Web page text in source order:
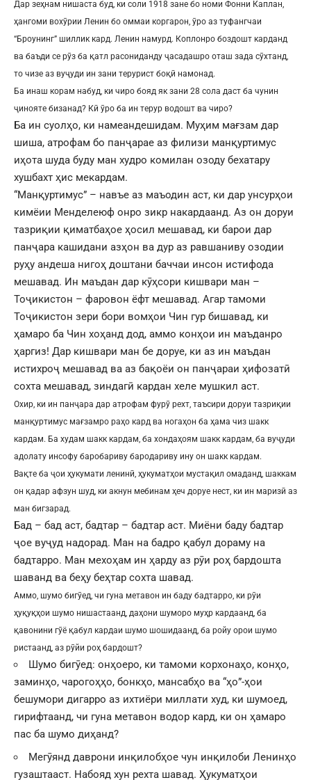
Дар зеҳнам нишаста буд, ки соли 1918 зане бо номи Фонни Каплан,
ҳангоми вохӯрии Ленин бо оммаи коргарон, ӯро аз туфангчаи
“Броунинг” шиллик кард. Ленин намурд. Коплонро боздошт карданд
ва баъди се рӯз ба қатл расониданду ҷасадашро оташ зада сӯхтанд,
то чизе аз вуҷуди ин зани терурист боқӣ намонад.
Ба инаш корам набуд, ки чиро бояд як зани 28 сола даст ба чунин
ҷинояте бизанад? Кӣ ӯро ба ин терур водошт ва чиро?
Ба ин суолҳо, ки намеандешидам. Муҳим мағзам дар
шиша, атрофам бо панҷарае аз филизи манқуртимус
иҳота шуда буду ман худро комилан озоду бехатару
хушбахт ҳис мекардам.
“Манқуртимус” – навъе аз маъодин аст, ки дар унсурҳои
кимёии Менделеюф онро зикр накардаанд. Аз он доруи
тазриқии қиматбаҳое ҳосил мешавад, ки барои дар
панҷара кашидани азҳон ва дур аз равшаниву озодии
руҳу андеша нигоҳ доштани баччаи инсон истифода
мешавад. Ин маъдан дар кӯҳсори кишвари ман –
Тоҷикистон – фаровон ёфт мешавад. Агар тамоми
Тоҷикистон зери бори вомҳои Чин гур бишавад, ки
ҳамаро ба Чин хоҳанд дод, аммо конҳои ин маъданро
ҳаргиз! Дар кишвари ман бе доруе, ки аз ин маъдан
истихроҷ мешавад ва аз бақоёи он панҷараи ҳифозатӣ
сохта мешавад, зиндагӣ кардан хеле мушкил аст.
Охир, ки ин панҷара дар атрофам фурӯ рехт, таъсири доруи тазриқии
манқуртимус мағзамро раҳо кард ва ногаҳон ба ҳама чиз шакк
кардам. Ба худам шакк кардам, ба хондаҳоям шакк кардам, ба вуҷуди
адолату инсофу баробариву бародариву ину он шакк кардам.
Вақте ба ҷои ҳукумати ленинӣ, ҳукуматҳои мустақил омаданд, шаккам
он қадар афзун шуд, ки акнун мебинам ҳеч доруе нест, ки ин маризӣ аз
ман бигзарад.
Бад – бад аст, бадтар – бадтар аст. Миёни баду бадтар
ҷое вуҷуд надорад. Ман на бадро қабул дораму на
бадтарро. Ман мехоҳам ин ҳарду аз рӯи роҳ бардошта
шаванд ва беҳу беҳтар сохта шавад.
Аммо, шумо бигӯед, чи гуна метавон ин баду бадтарро, ки рӯи
ҳуқуқҳои шумо нишастаанд, даҳони шуморо муҳр кардаанд, ба
қавонини гӯё қабул кардаи шумо шошидаанд, ба ройу орои шумо
ристаанд, аз рӯйи роҳ бардошт?
Шумо бигӯед: онҳоеро, ки тамоми корхонаҳо, конҳо,
заминҳо, чарогоҳҳо, бонкҳо, мансабҳо ва “ҳо”-ҳои
бешумори дигарро аз ихтиёри миллати худ, ки шумоед,
гирифтаанд, чи гуна метавон водор кард, ки он ҳамаро
пас ба шумо диҳанд?
Мегӯянд даврони инқилобҳое чун инқилоби Ленинҳо
гузаштааст. Набояд хун рехта шавад. Ҳукуматҳои